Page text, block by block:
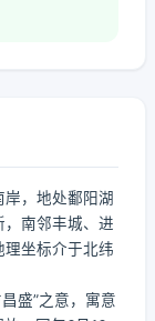
，地处鄱阳湖
南邻丰城、进
坐标介于北纬
盛”之意，寓意